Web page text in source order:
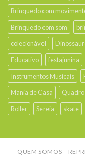
Brinquedo com
Brinquedo com som
colecionável
Educativo
festajunina
Instrumentos Musicais
Mania de Casa
Roller
Sereia skate
QUEM SOMOS